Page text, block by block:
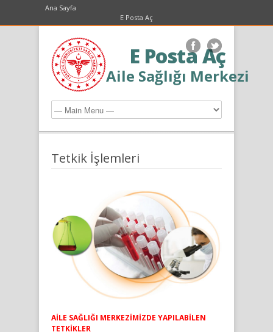
Ana Sayfa
E Posta Aç
E Posta Aç
Aile Sağlığı Merkezi
Tetkik İşlemleri
AİLE SAĞLIĞI MERKEZİMİZDE YAPILABİLEN
TETKİKLER